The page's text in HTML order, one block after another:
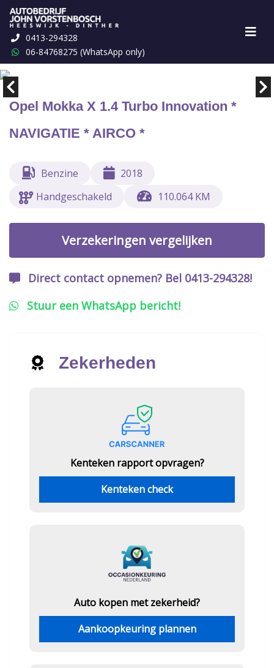
0413-294328
06-84768275 (WhatsApp only)
Opel Mokka X 1.4 Turbo Innovation *
NAVIGATIE * AIRCO *
Benzine
2018
Handgeschakeld
110.064 KM
Verzekeringen vergelijken
Direct contact opnemen? Bel 0413-294328!
Stuur een WhatsApp bericht!
Zekerheden
Kenteken rapport opvragen?
Kenteken check
Auto kopen met zekerheid?
Aankoopkeuring plannen